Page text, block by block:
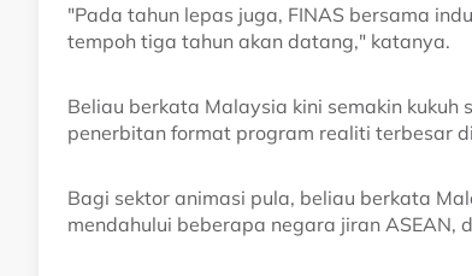
"Pada tahun lepas juga, FINAS bersama
tempoh tiga tahun akan datang," katanya.
Beliau berkata Malaysia kini semakin
penerbitan format program realiti terbesar
Bagi sektor animasi pula, beliau berkata
mendahului beberapa negara jiran ASEAN,